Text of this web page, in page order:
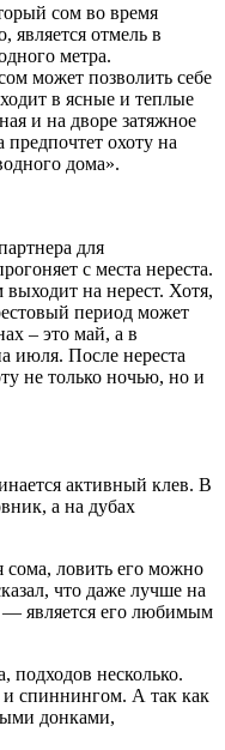
сом во время
является отмель в
метра.
может позволить себе
в ясные и теплые
и на дворе затяжное
предпочтет охоту на
дома».
для
с места нереста.
выходит на нерест. Хотя,
период может
– это май, а в
июля. После нереста
не только ночью, но и
активный клев. В
а на дубах
ловить его можно
что даже лучше на
— является его любимым
подходов несколько.
и спиннингом. А так как
донками,